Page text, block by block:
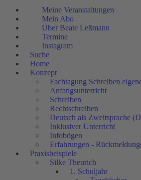
Meine Veranstaltungen
Mein Abo
Über Beate Leßmann
Termine
Instagram
Suche
Home
Konzept
Fachtagung Schreiben
Anfangsunterricht
Schreiben
Rechtschreiben
Deutsch als Zweitsprache
Inklusiver Unterricht
Infobögen
Erfahrungen -
Praxisbeispiele
Silke Theurich
1. Schuljahr